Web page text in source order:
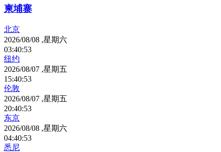
柬埔寨
北京
2026/08/08 ,星期六
03:40:53
纽约
2026/08/07 ,星期五
15:40:53
伦敦
2026/08/07 ,星期五
20:40:53
东京
2026/08/08 ,星期六
04:40:53
悉尼